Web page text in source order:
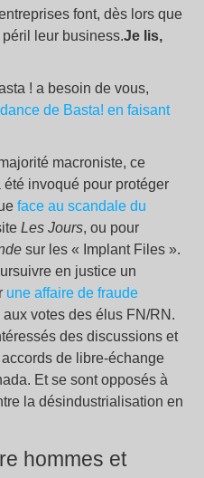
font, dès lors que
leur business.Je lis,
! a besoin de vous,
de Basta! en faisant
macroniste, ce
invoqué pour protéger
face au scandale du
Les Jours, ou pour
sur les « Implant Files ».
en justice un
une affaire de fraude
votes des élus FN/RN.
des discussions et
de libre-échange
Et se sont opposés à
la désindustrialisation en
hommes et